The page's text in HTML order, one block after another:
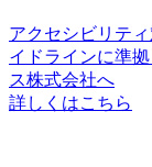
アクセシビリテ
イドラインに準
ス株式会社へ
詳しくはこちら